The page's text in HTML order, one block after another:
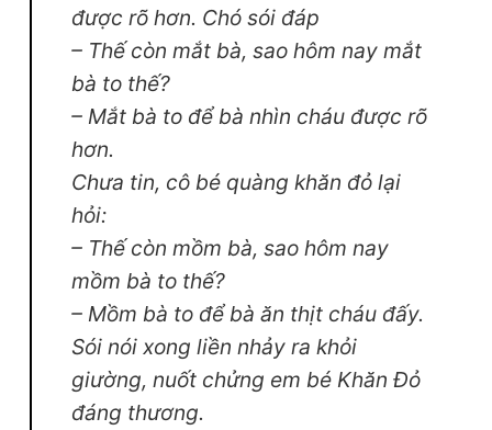
được rõ hơn. Chó sói đáp
– Thế còn mắt bà, sao hôm nay mắt
bà to thế?
– Mắt bà to để bà nhìn cháu được rõ
hơn.
Chưa tin, cô bé quàng khăn đỏ lại
hỏi:
– Thế còn mồm bà, sao hôm nay
mồm bà to thế?
– Mồm bà to để bà ăn thịt cháu đấy.
Sói nói xong liền nhảy ra khỏi
giường, nuốt chửng em bé Khăn Đỏ
đáng thương.